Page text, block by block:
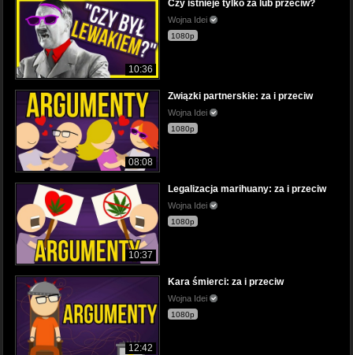
10:36
Czy istnieje tylko za lub przeciw?
Wojna Idei
1080p
08:08
Związki partnerskie: za i przeciw
Wojna Idei
1080p
10:37
Legalizacja marihuany: za i przeciw
Wojna Idei
1080p
12:42
Kara śmierci: za i przeciw
Wojna Idei
1080p